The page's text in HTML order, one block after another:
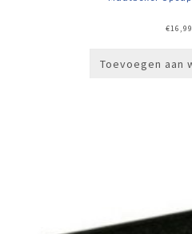
€16,99
Toevoegen aan